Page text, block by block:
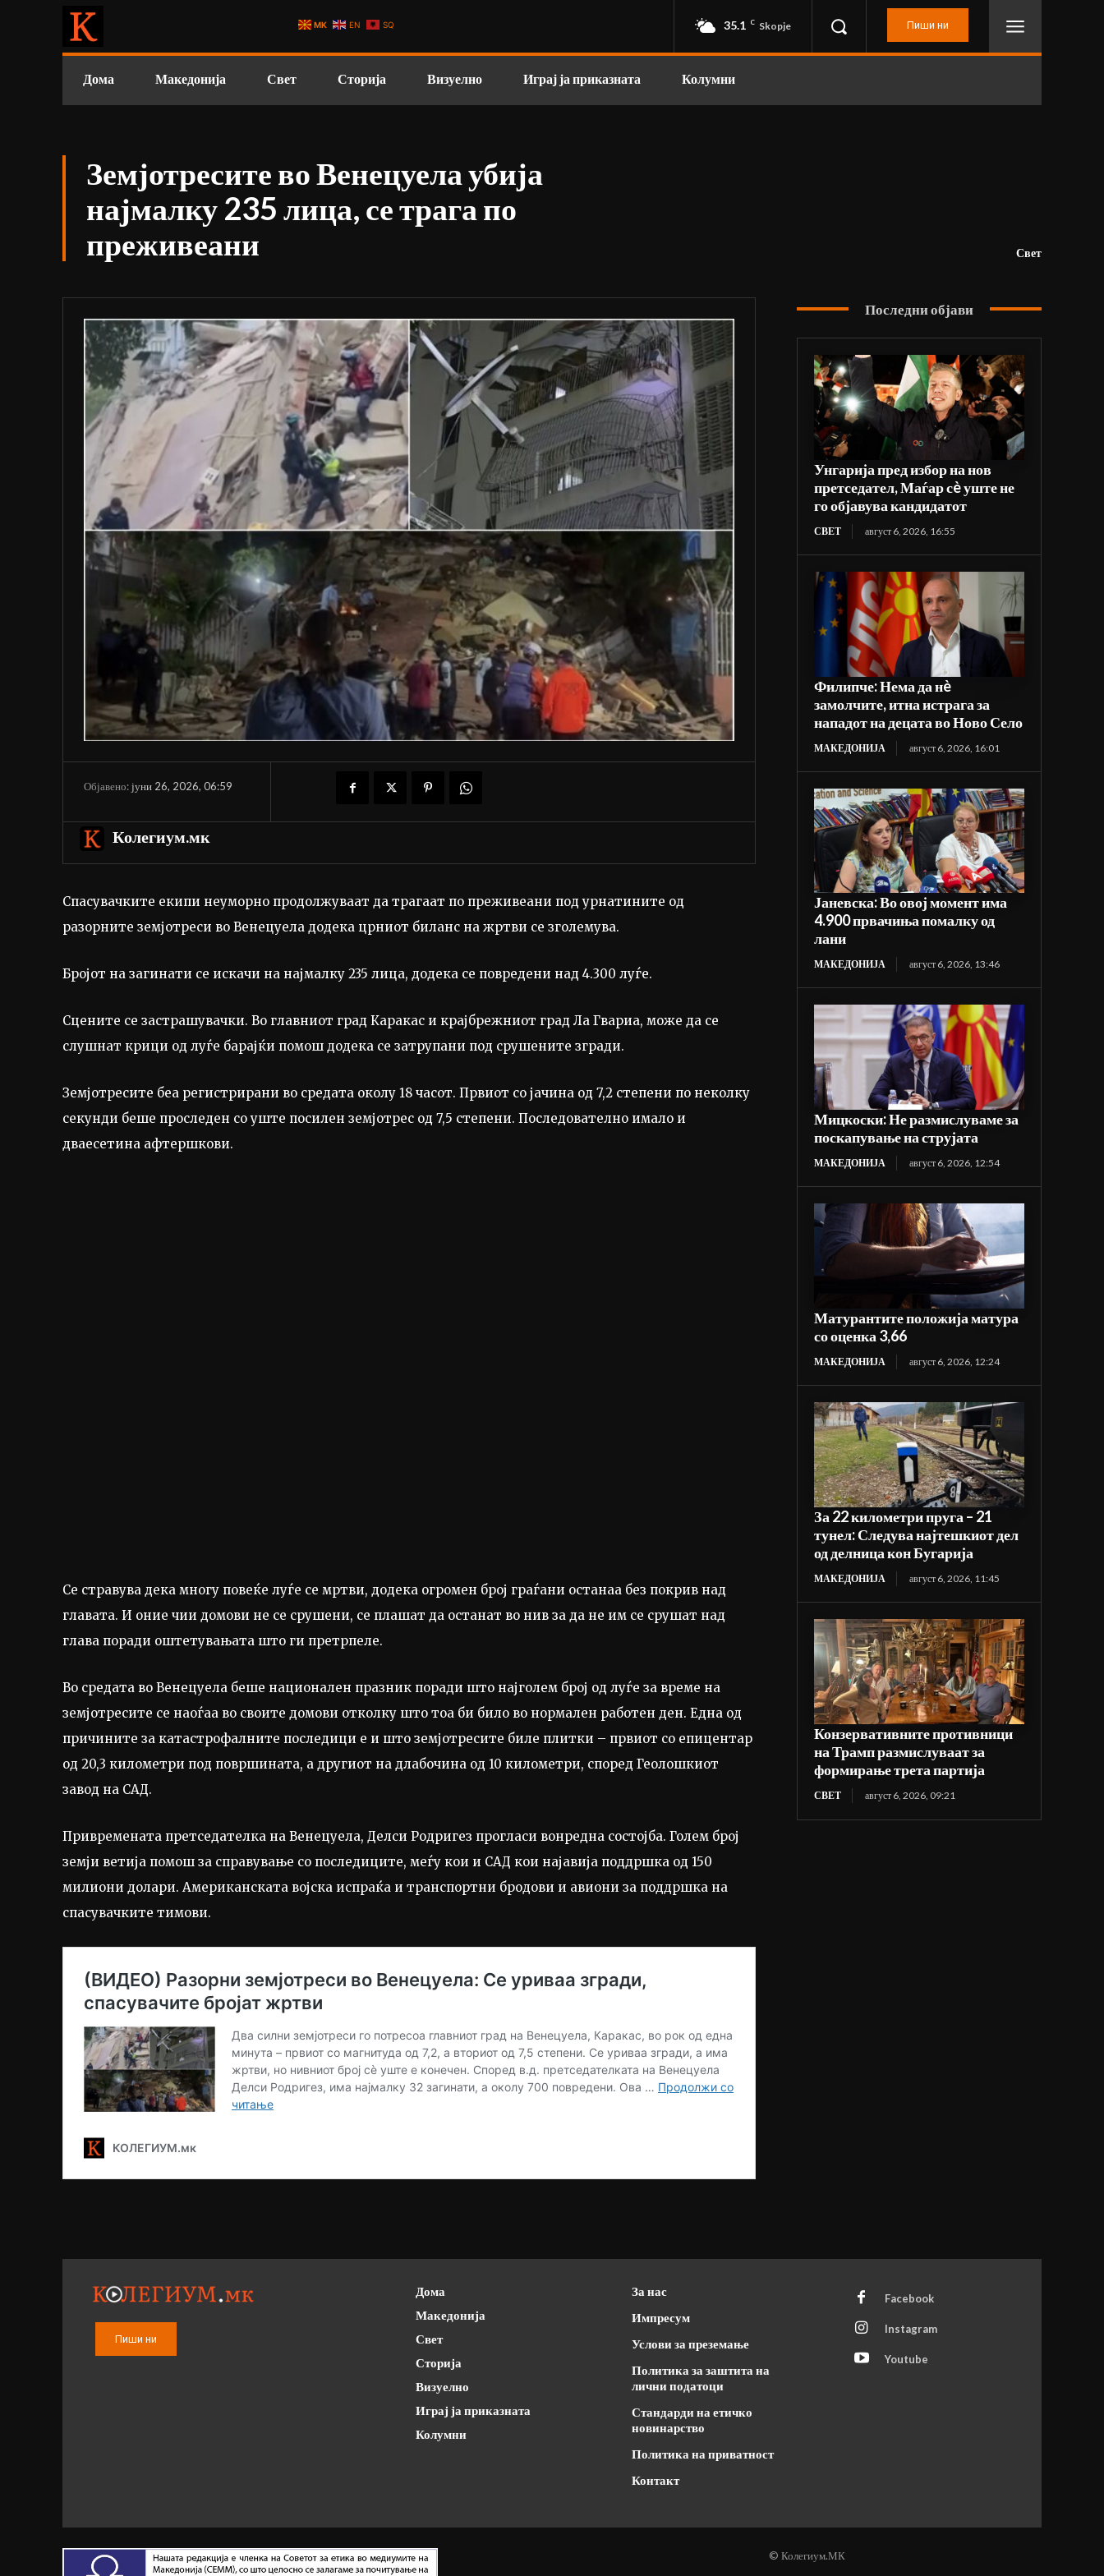
35.1 C Skopje Пиши ни
Дома Македонија Свет Сторија Визуелно Играј ја приказната Колумни
Земјотресите во Венецуела убија
најмалку 235 лица, се трага по
преживеани
Свет
Објавено:јуни 26, 2026, 06:59
Колегиум.мк
Спасувачките екипи неуморно продолжуваат да трагаат по преживеани под урнатините од
разорните земјотреси во Венецуела додека црниот биланс на жртви се зголемува.
Бројот на загинати се искачи на најмалку 235 лица, додека се повредени над 4.300 луѓе.
Сцените се застрашувачки. Во главниот град Каракас и крајбрежниот град Ла Гвариа, може да се
слушнат крици од луѓе барајќи помош додека се затрупани под срушените згради.
Земјотресите беа регистрирани во средата околу 18 часот. Првиот со јачина од 7,2 степени по неколку
секунди беше проследен со уште посилен земјотрес од 7,5 степени. Последователно имало и
дваесетина афтершкови.
Се стравува дека многу повеќе луѓе се мртви, додека огромен број граѓани останаа без покрив над
главата. И оние чии домови не се срушени, се плашат да останат во нив за да не им се срушат над
глава поради оштетувањата што ги претрпеле.
Во средата во Венецуела беше национален празник поради што најголем број од луѓе за време на
земјотресите се наоѓаа во своите домови отколку што тоа би било во нормален работен ден. Една од
причините за катастрофалните последици е и што земјотресите биле плитки – првиот со епицентар
од 20,3 километри под површината, а другиот на длабочина од 10 километри, според Геолошкиот
завод на САД.
Привремената претседателка на Венецуела, Делси Родригез прогласи вонредна состојба. Голем број
земји ветија помош за справување со последиците, меѓу кои и САД кои најавија поддршка од 150
милиони долари. Американската војска испраќа и транспортни бродови и авиони за поддршка на
спасувачките тимови.
Последни објави
Унгарија пред избор на нов
претседател, Маѓар сè уште не
го објавува кандидатот
СВЕТ август 6, 2026, 16:55
Филипче: Нема да нè
замолчите, итна истрага за
нападот на децата во Ново Село
МАКЕДОНИЈА август 6, 2026, 16:01
Јаневска: Во овој момент има
4.900 првачиња помалку од
лани
МАКЕДОНИЈА август 6, 2026, 13:46
Мицкоски: Не размислуваме за
поскапување на струјата
МАКЕДОНИЈА август 6, 2026, 12:54
Матурантите положија матура
со оценка 3,66
МАКЕДОНИЈА август 6, 2026, 12:24
За 22 километри пруга – 21
тунел: Следува најтешкиот дел
од делница кон Бугарија
МАКЕДОНИЈА август 6, 2026, 11:45
Конзервативните противници
на Трамп размислуваат за
формирање трета партија
СВЕТ август 6, 2026, 09:21
Пиши ни
Дома
Македонија
Свет
Сторија
Визуелно
Играј ја приказната
Колумни
За нас
Импресум
Услови за преземање
Политика за заштита на
лични податоци
Стандарди на етичко
новинарство
Политика на приватност
Контакт
Facebook
Instagram
Youtube
© Колегиум.МК
MK EN SQ